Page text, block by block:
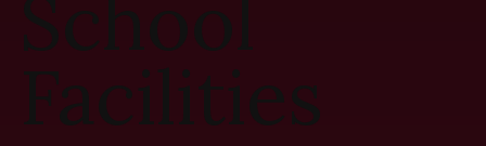
School
Facilities